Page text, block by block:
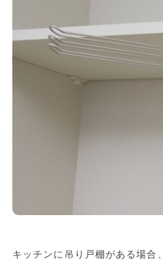
キッチンに吊り戸棚がある場合、